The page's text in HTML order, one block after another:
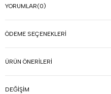
YORUMLAR(0)
ÖDEME SEÇENEKLERI
ÜRÜN ÖNERILERI
DEĞIŞIM